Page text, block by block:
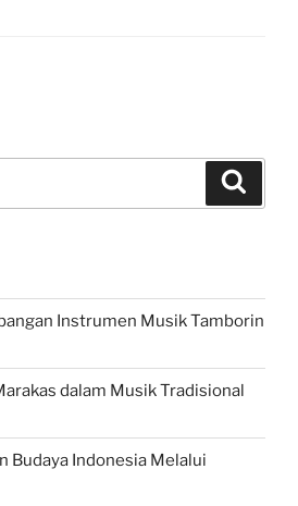
Instrumen Musik Tamborin
dalam Musik Tradisional
Budaya Indonesia Melalui